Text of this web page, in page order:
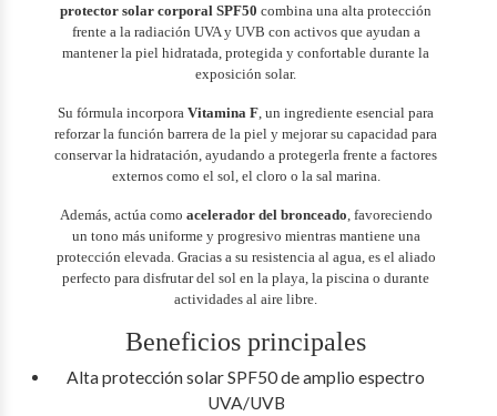
protector solar corporal SPF50 combina una alta protección
frente a la radiación UVA y UVB con activos que ayudan a
mantener la piel hidratada, protegida y confortable durante la
exposición solar.
Su fórmula incorporaVitamina F , un ingrediente esencial para
reforzar la función barrera de la piel y mejorar su capacidad para
conservar la hidratación, ayudando a protegerla frente a factores
externos como el sol, el cloro o la sal marina.
Además, actúa como acelerador del bronceado , favoreciendo
un tono más uniforme y progresivo mientras mantiene una
protección elevada. Gracias a su resistencia al agua, es el aliado
perfecto para disfrutar del sol en la playa, la piscina o durante
actividades al aire libre.
Beneficios principales
Alta protección solar SPF50 de amplio espectro
UVA/UVB